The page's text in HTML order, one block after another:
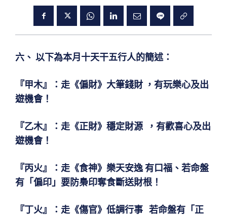
六、 以下為本月十天干五行人的簡述：
『甲木』 ： 走《偏財》大筆錢財 ，有玩樂心及出
遊機會！
『乙木』
：走《正財》穩定財源 ，有歡喜心及出
遊機會！
『丙火』
：走《食神》樂天安逸 有口福、若命盤
有「偏印」要防梟印奪食斷送財根！
『丁火』
：走《傷官》低調行事 若命盤有「正